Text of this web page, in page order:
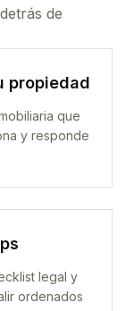
de
propiedad
que
y responde
legal y
ordenados